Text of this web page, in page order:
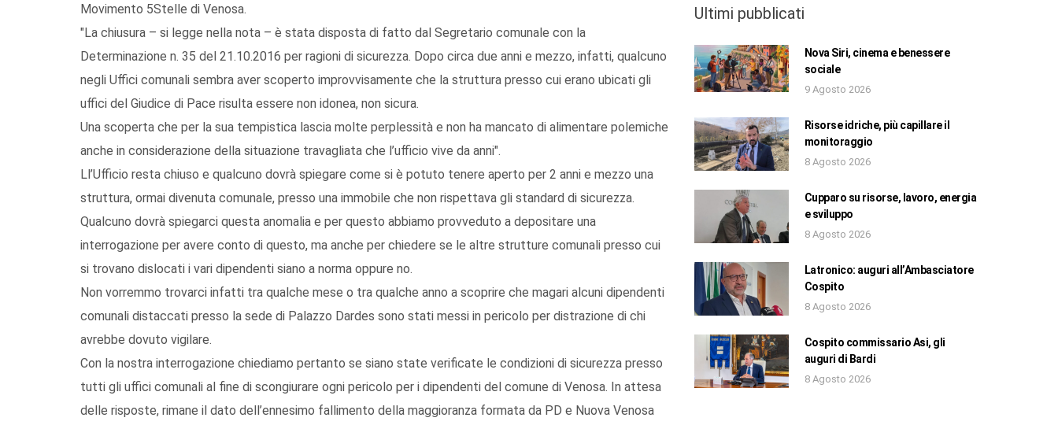
Movimento 5Stelle di Venosa.
"La chiusura – si legge nella nota – è stata disposta di fatto dal Segretario comunale con la
Determinazione n. 35 del 21.10.2016 per ragioni di sicurezza. Dopo circa due anni e mezzo, infatti, qualcuno
negli Uffici comunali sembra aver scoperto improvvisamente che la struttura presso cui erano ubicati gli
uffici del Giudice di Pace risulta essere non idonea, non sicura.
Una scoperta che per la sua tempistica lascia molte perplessità e non ha mancato di alimentare polemiche
anche in considerazione della situazione travagliata che l’ufficio vive da anni".
Ll’Ufficio resta chiuso e qualcuno dovrà spiegare come si è potuto tenere aperto per 2 anni e mezzo una
struttura, ormai divenuta comunale, presso una immobile che non rispettava gli standard di sicurezza.
Qualcuno dovrà spiegarci questa anomalia e per questo abbiamo provveduto a depositare una
interrogazione per avere conto di questo, ma anche per chiedere se le altre strutture comunali presso cui
si trovano dislocati i vari dipendenti siano a norma oppure no.
Non vorremmo trovarci infatti tra qualche mese o tra qualche anno a scoprire che magari alcuni dipendenti
comunali distaccati presso la sede di Palazzo Dardes sono stati messi in pericolo per distrazione di chi
avrebbe dovuto vigilare.
Con la nostra interrogazione chiediamo pertanto se siano state verificate le condizioni di sicurezza presso
tutti gli uffici comunali al fine di scongiurare ogni pericolo per i dipendenti del comune di Venosa. In attesa
delle risposte, rimane il dato dell’ennesimo fallimento della maggioranza formata da PD e Nuova Venosa
Ultimi pubblicati
Nova Siri, cinema e benessere
sociale
9 Agosto 2026
Risorse idriche, più capillare il
monitoraggio
8 Agosto 2026
Cupparo su risorse, lavoro, energia
e sviluppo
8 Agosto 2026
Latronico: auguri all’Ambasciatore
Cospito
8 Agosto 2026
Cospito commissario Asi, gli
auguri di Bardi
8 Agosto 2026